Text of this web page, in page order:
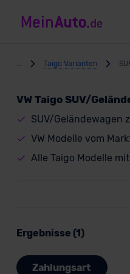
Taigo Varianten
VW Taigo SUV/
SUV/Geländewagen
VW Modelle vom
Alle Taigo Modelle
Ergebnisse (1)
Zahlungsart